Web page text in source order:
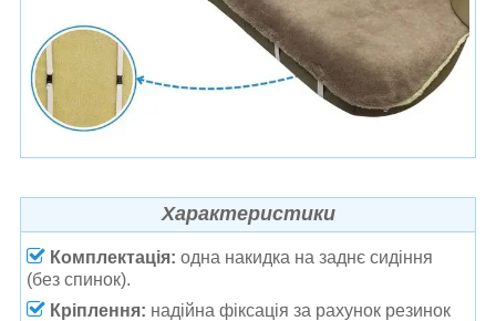
Характеристики
Комплектація: одна накидка на заднє сидіння
(без спинок).
Кріплення: надійна фіксація за рахунок резинок